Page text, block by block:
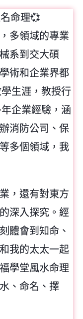
命理💞
多領域的專業
系到交大碩
術和企業界都
生涯，教授行
企業經驗，涵
消防公司、保
多個領域，我
，還有對東方
深入探究。經
體會到知命、
我的太太一起
學堂風水命理
、命名、擇